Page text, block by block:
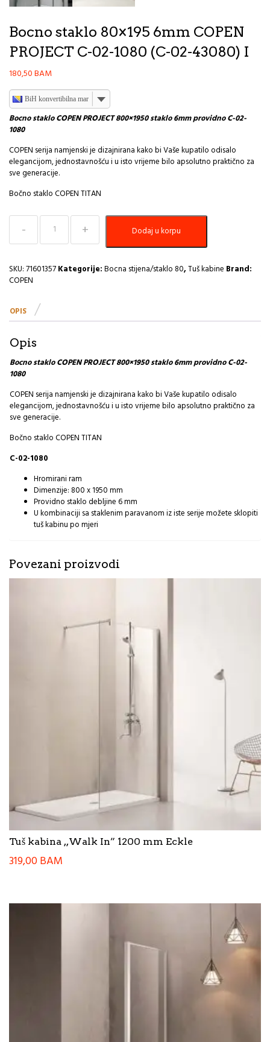
Bocno staklo 80×195 6mm COPEN
PROJECT C-02-1080 (C-02-43080) I
180,50BAM
BiH konvertibilna marka
Bocno staklo COPEN PROJECT 800×1950 staklo 6mm providno C-02-
1080
COPEN serija namjenski je dizajnirana kako bi Vaše kupatilo odisalo
elegancijom, jednostavnošću i u isto vrijeme bilo apsolutno praktično za
sve generacije.
Bočno staklo COPEN TITAN
Bocno
staklo
80x195
COPEN
02-
(C-
I
količina
Dodaj u korpu
SKU:71601357Kategorije:Bocna stijena/staklo 80,Tuš kabine Brand:
COPEN
OPIS
Opis
Bocno staklo COPEN PROJECT 800×1950 staklo 6mm providno C-02-
1080
COPEN serija namjenski je dizajnirana kako bi Vaše kupatilo odisalo
elegancijom, jednostavnošću i u isto vrijeme bilo apsolutno praktično za
sve generacije.
Bočno staklo COPEN TITAN
C-02-1080
Hromirani ram
Dimenzije: 800 x 1950 mm
Providno staklo debljine 6 mm
U kombinaciji sa staklenim paravanom iz iste serije možete sklopiti
tuš kabinu po mjeri
Povezani proizvodi
Tuš kabina ,,Walk In” 1200 mm Eckle
319,00BAM